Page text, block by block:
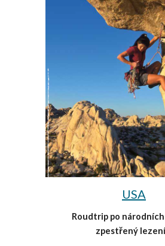
USA
Roudtrip po
zpestřený